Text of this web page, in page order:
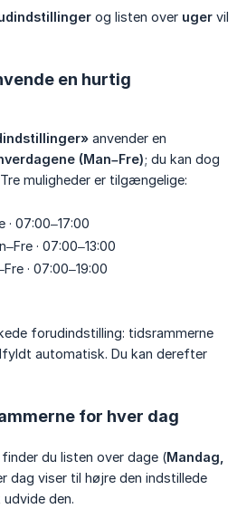
og listen over uger vil
en hurtig
anvender en
(Man–Fre); du kan dog
muligheder er tilgængelige:
· 07:00–17:00
· 07:00–13:00
· 07:00–19:00
forudindstilling: tidsrammerne
automatisk. Du kan derefter
for hver dag
du listen over dage (Mandag,
dag viser til højre den indstillede
den.